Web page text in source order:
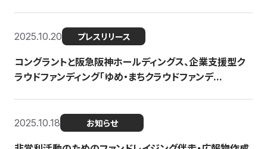
2025.10.20 プレスリリース
コングラントと阪急阪神ホールディングス、企業支援型ク
ラウドファンディング「ゆめ・まちクラウドファンデ...
2025.10.18 お知らせ